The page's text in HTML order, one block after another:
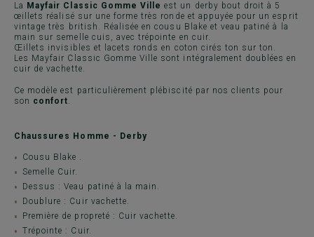
La Mayfair Classic Gomme Ville est un derby bout droit à 5
œillets réalisé sur une forme très ronde et appuyée pour un esprit
vintage très british. Réalisée en cousu Blake et veau patiné à la
main sur semelle cuis, avec trépointe en cuir.
Œillets invisibles et lacets ronds en coton cirés ton sur ton.
Les Mayfair Classic Gomme Ville sont intégralement doublées en
cuir de vachette.
Ce modèle est particulièrement plébiscité par nos clients pour
son confort
Chaussures Homme - Derby
Cousu Blake .
Semelle Cuir.
Dessus : Veau patiné à la main.
Doublure : Cuir vachette.
Première de propreté : Cuir vachette.
Trépointe : Cuir.